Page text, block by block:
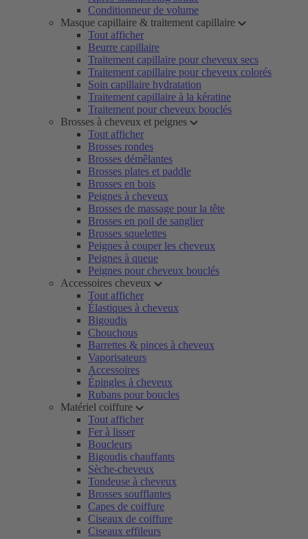
Conditionneur de volume
Masque capillaire & traitement capillaire
Tout afficher
Beurre capillaire
Traitement capillaire pour cheveux secs
Traitement capillaire pour cheveux colorés
Soin capillaire hydratation
Traitement capillaire à la kératine
Traitement pour cheveux bouclés
Brosses à cheveux et peignes
Tout afficher
Brosses rondes
Brosses démêlantes
Brosses plates et paddle
Brosses en bois
Peignes à cheveux
Brosses de massage pour la tête
Brosses en poil de sanglier
Brosses squelettes
Peignes à couper les cheveux
Peignes à queue
Peignes pour cheveux bouclés
Accessoires cheveux
Tout afficher
Élastiques à cheveux
Bigoudis
Chouchous
Barrettes & pinces à cheveux
Vaporisateurs
Accessoires
Épingles à cheveux
Rubans pour boucles
Matériel coiffure
Tout afficher
Fer à lisser
Boucleurs
Bigoudis chauffants
Sèche-cheveux
Tondeuse à cheveux
Brosses soufflantes
Capes de coiffure
Ciseaux de coiffure
Ciseaux effileurs